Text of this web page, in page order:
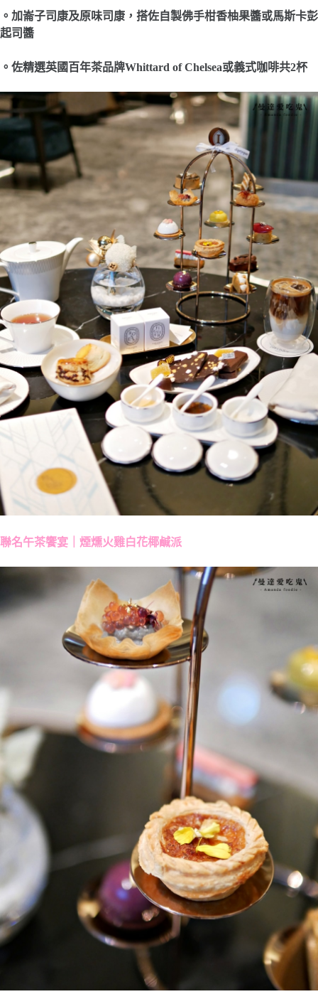
。加崙子司康及原味司康，搭佐自製佛手柑香柚果醬或馬斯卡彭
起司醬
。 佐精選英國百年茶品牌Whittard of Chelsea或義式咖啡共2杯
聯名午茶饗宴｜煙燻火雞白花椰鹹派